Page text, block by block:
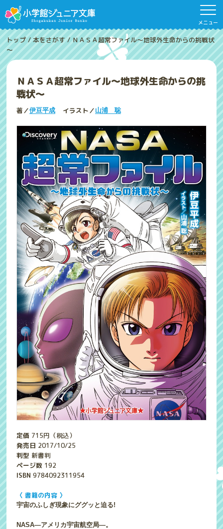
メニュー
トップ /本をさがす /ＮＡＳＡ超常ファイル～地球外生命からの挑戦状
～
ＮＡＳＡ超常ファイル～地球外生命からの挑
戦状～
著／伊豆平成 イラスト／ 山浦 聡
定価 715円（税込）
発売日 2017/10/25
判型 新書判
ページ数 192
ISBN9784092311954
〈 書籍の内容 〉
宇宙のふしぎ現象にググッと迫る!
NASA―アメリカ宇宙航空局―。